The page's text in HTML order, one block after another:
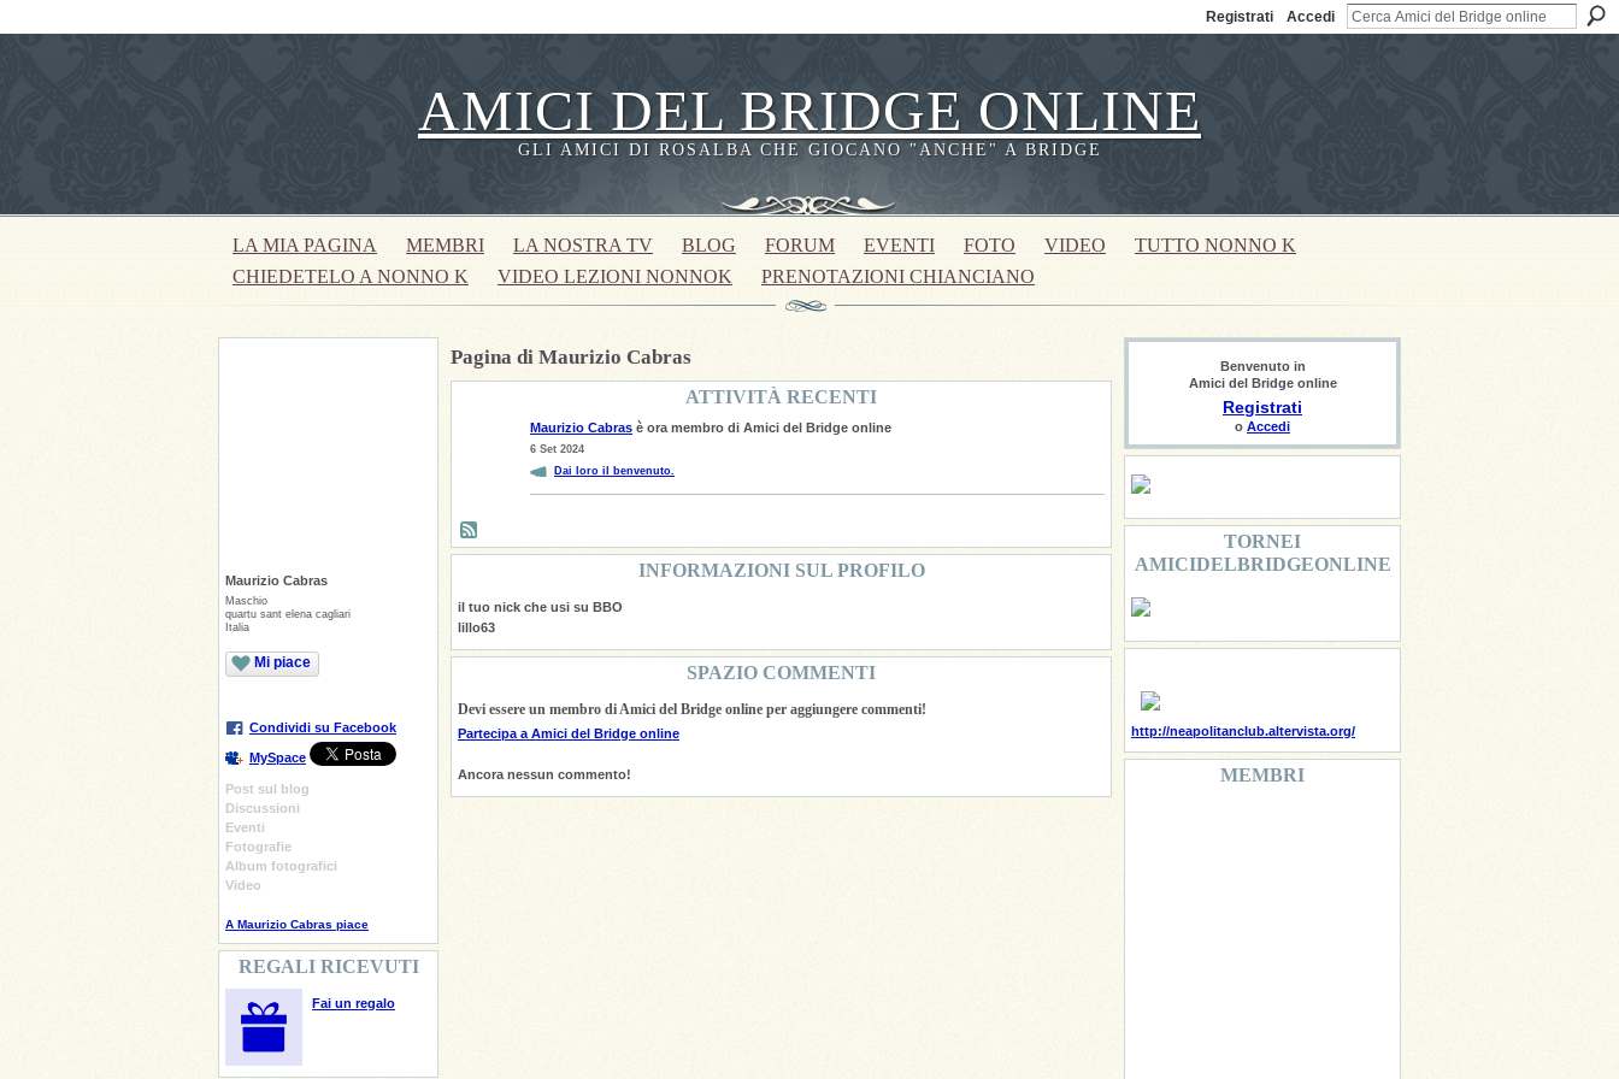
Registrati Accedi
AMICI DEL BRIDGE ONLINE
GLI AMICI DI ROSALBA CHE GIOCANO "ANCHE" A BRIDGE
LA MIA PAGINA MEMBRI LA NOSTRA TV BLOG FORUM EVENTI FOTO VIDEO
TUTTO NONNO K
CHIEDETELO A NONNO K
VIDEO LEZIONI NONNOK PRENOTAZIONI CHIANCIANO
Maurizio Cabras
Maschio
quartu sant elena cagliari
Italia
Mi piace
Condividi su Facebook
MySpace
Post sul blog
Discussioni
Eventi
Fotografie
Album fotografici
Video
A Maurizio Cabras piace
REGALI RICEVUTI
Fai un regalo
Pagina di Maurizio Cabras
ATTIVITÀ RECENTI
Maurizio Cabras è ora membro di Amici del Bridge online
6 Set 2024
Dai loro il benvenuto.
INFORMAZIONI SUL PROFILO
il tuo nick che usi su BBO
lillo63
SPAZIO COMMENTI
Devi essere un membro di Amici del Bridge online per aggiungere commenti!
Partecipa a Amici del Bridge online
Ancora nessun commento!
Benvenuto in
Amici del Bridge online
Registrati
o Accedi
TORNEI
AMICIDELBRIDGEONLINE
http://neapolitanclub.altervista.org/
MEMBRI